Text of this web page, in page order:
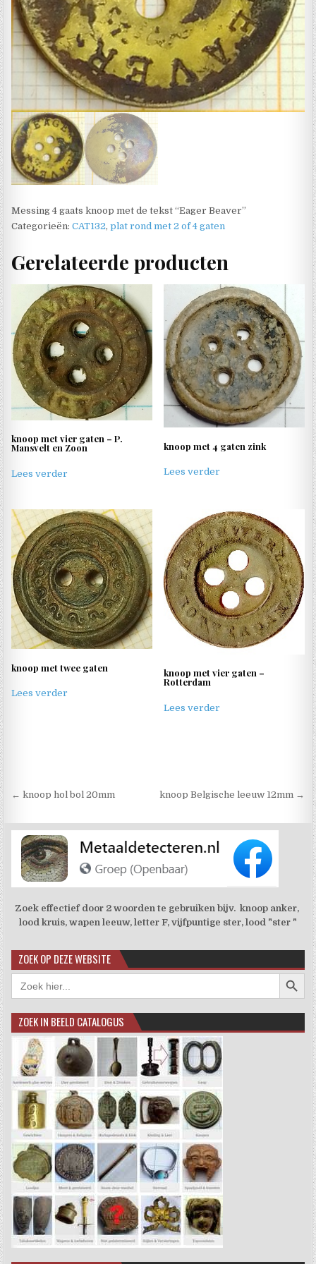
Messing 4 gaats knoop met de tekst “Eager Beaver”
Categorieën:CAT132,plat rond met 2 of 4 gaten
Gerelateerde producten
knoop met vier gaten – P.
Mansvelt en Zoon
Lees verder
knoop met 4 gaten zink
Lees verder
knoop met twee gaten
Lees verder
knoop met vier gaten –
Rotterdam
Lees verder
Berichtnavigatie
← knoop hol bol 20mm knoop Belgische leeuw 12mm →
Zoek effectief door 2 woorden te gebruiken bijv. knoop anker,
lood kruis, wapen leeuw, letter F, vijfpuntige ster, lood "ster "
ZOEK OP DEZE WEBSITE
Zoek
naar:
ZOEK IN BEELD CATALOGUS